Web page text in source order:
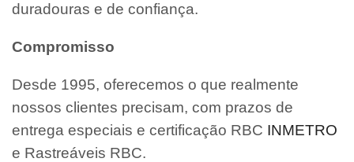
duradouras e de confiança.
Compromisso
Desde 1995, oferecemos o que realmente
nossos clientes precisam, com prazos de
entrega especiais e certificação RBC INMETRO
e Rastreáveis RBC.